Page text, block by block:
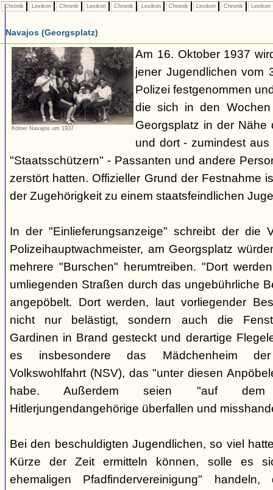
Chronik Lexikon Chronik Lexikon Chronik Lexikon Chronik Lexikon Chronik Lexikon
Navajos (Georgsplatz)
Kölner Navajos um 1937
Am 16. Oktober 1937
jener Jugendlichen vom
Polizei festgenommen
die sich in den
Georgsplatz in der Nähe
und dort - zumindest
"Staatsschützern" - Passanten und andere
zerstört hatten. Offizieller Grund der Festnahme
der Zugehörigkeit zu einem staatsfeindlichen
In der "Einlieferungsanzeige" schreibt der die
Polizeihauptwachmeister, am Georgsplatz
mehrere "Burschen" herumtreiben. "Dort
umliegenden Straßen durch das ungebührliche
angepöbelt. Dort werden, laut vorliegender
nicht nur belästigt, sondern auch die
Gardinen in Brand gesteckt und derartige
es insbesondere das Mädchenheim der
Volkswohlfahrt (NSV), das "unter diesen
habe. Außerdem seien "auf dem
Hitlerjungendangehörige überfallen und
Bei den beschuldigten Jugendlichen, so viel
Kürze der Zeit ermitteln können, solle es
ehemaligen Pfadfindervereinigung"